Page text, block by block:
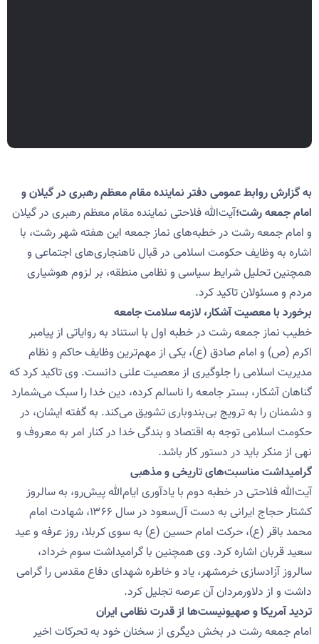
به گزارش روابط عمومی دفتر نماینده مقام معظم رهبری در گیلان و
امام جمعه رشت؛آیت‌الله فلاحتی نماینده مقام معظم رهبری در گیلان
و امام جمعه رشت در خطبه‌های نماز جمعه این هفته شهر رشت، با
اشاره به وظایف حکومت اسلامی در قبال ناهنجاری‌های اجتماعی و
همچنین تحلیل شرایط سیاسی و نظامی منطقه، بر لزوم هوشیاری
مردم و مسئولان تاکید کرد.
برخورد با معصیت آشکار، لازمه سلامت جامعه
خطیب نماز جمعه رشت در خطبه اول با استناد به روایاتی از پیامبر
اکرم (ص) و امام صادق (ع)، یکی از مهم‌ترین وظایف حاکم و نظام
مدیریت اسلامی را جلوگیری از معصیت علنی دانست. وی تاکید کرد که
گناهان آشکار، بستر جامعه را ناسالم کرده، دین خدا را سبک می‌شمارد
و دشمنان را به ترویج بی‌بندوباری تشویق می‌کند. به گفته ایشان، در
حکومت اسلامی توجه به اقتصاد و بندگی خدا در کنار امر به معروف و
نهی از منکر باید در دستور کار باشد.
گرامیداشت مناسبت‌های تاریخی و مذهبی
آیت‌الله فلاحتی در خطبه دوم با یادآوری ایام‌الله پیش‌رو، به سالروز
کشتار حجاج ایرانی به دست آل‌سعود در سال ۱۳۶۶، شهادت امام
محمد باقر (ع)، حرکت امام حسین (ع) به سوی کربلا، روز عرفه و عید
سعید قربان اشاره کرد. وی همچنین با گرامیداشت سوم خرداد،
سالروز آزادسازی خرمشهر، یاد و خاطره شهدای دفاع مقدس را گرامی
داشت و از دلاورمردان آن عرصه تجلیل کرد.
تردید آمریکا و صهیونیست‌ها از قدرت نظامی ایران
امام جمعه رشت در بخش دیگری از سخنان خود به تحرکات اخیر